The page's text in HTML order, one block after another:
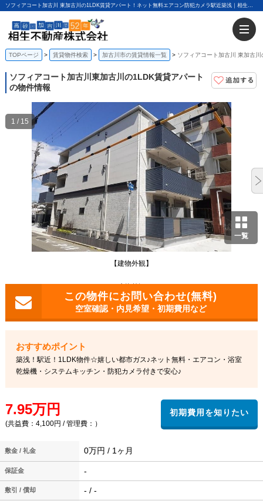
ソフィアコート加古川 東加古川の1LDK賃貸アパート！ネット無料エアコン防犯カメラ駅近築浅｜相生不動産株式会社
TOPページ 賃貸物件検索 加古川市の賃貸情報一覧 ソフィアコート加古川 東加古
ソフィアコート加古川 東加古川の1LDK賃貸アパート
の物件情報
一覧
【建物外観】
1 / 15
空室確認・内見希望・初期費用など
築浅！駅近！1LDK物件☆嬉しい都市ガス♪ネット無料・エアコン・浴室
乾燥機・システムキッチン・防犯カメラ付きで安心♪
7.95万円
(共益費：4,100円 / 管理費：）
敷金 / 礼金 0万円 / 1ヶ月
保証金 -
敷引 / 償却 - / -